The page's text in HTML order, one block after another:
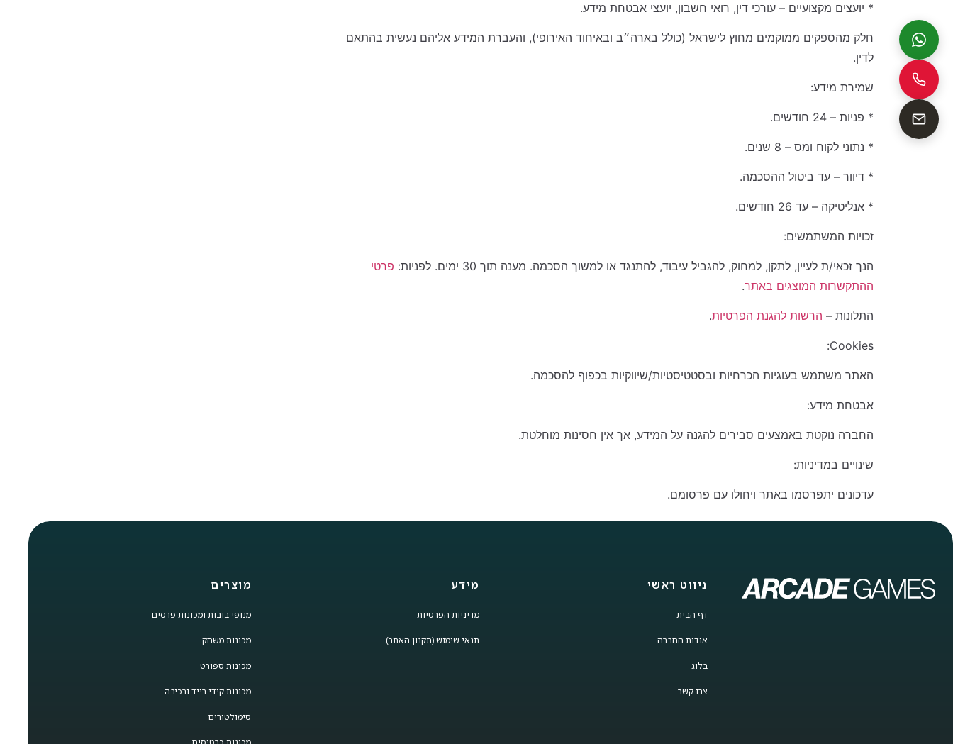
* יועצים מקצועיים – עורכי דין, רואי חשבון, יועצי אבטחת מידע.
חלק מהספקים ממוקמים מחוץ לישראל (כולל בארה״ב ובאיחוד האירופי), והעברת המידע אליהם נעשית בהתאם
לדין.
שמירת מידע:
* פניות – 24 חודשים.
* נתוני לקוח ומס – 8 שנים.
* דיוור – עד ביטול ההסכמה.
* אנליטיקה – עד 26 חודשים.
זכויות המשתמשים:
הנך זכאי/ת לעיין, לתקן, למחוק, להגביל עיבוד, להתנגד או למשוך הסכמה. מענה תוך 30 ימים. לפניות:
פרטי
ההתקשרות המוצגים באתר.
התלונות – הרשות להגנת הפרטיות.
Cookies:
האתר משתמש בעוגיות הכרחיות ובסטטיסטיות/שיווקיות בכפוף להסכמה.
אבטחת מידע:
החברה נוקטת באמצעים סבירים להגנה על המידע, אך אין חסינות מוחלטת.
שינויים במדיניות:
עדכונים יתפרסמו באתר ויחולו עם פרסומם.
ניווט ראשי
דף הבית
אודות החברה
בלוג
צרו קשר
מידע
מדיניות הפרטיות
תנאי שימוש (תקנון האתר)
מוצרים
מנופי בובות ומכונות פרסים
מכונות משחק
מכונות ספורט
מכונות קידי רייד ורכיבה
סימולטורים